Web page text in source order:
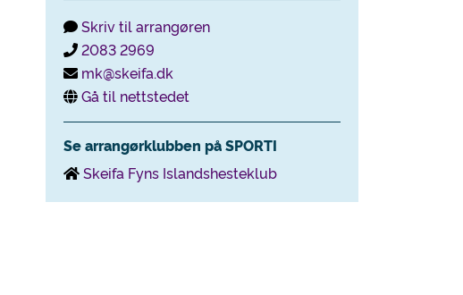
Skriv til arrangøren
2083 2969
mk@skeifa.dk
Gå til nettstedet
Se arrangørklubben på SPORTI
Skeifa Fyns Islandshesteklub